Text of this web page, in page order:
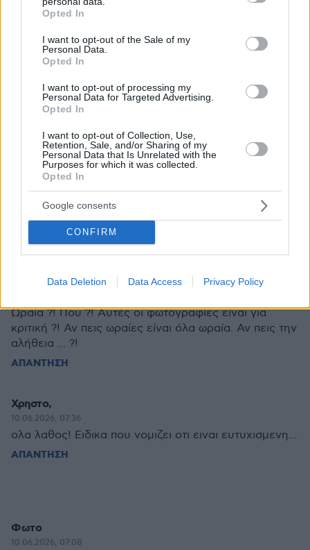
grant or deny consent to Google and its third-party tags to
use your data for below specified purposes in below Google
consent section.
Opted In
I want to opt-out of the Sale of my
Personal Data.
Opted In
I want to opt-out of processing my
Personal Data for Targeted Advertising.
Opted In
I want to opt-out of Collection, Use,
Retention, Sale, and/or Sharing of my
Personal Data that Is Unrelated with the
Purposes for which it was collected.
Opted In
Google consents
CONFIRM
Data Deletion Data Access Privacy Policy
Βγάζει
11.06.2026, 14:55
Έναν πολύ καλό χαρακτήρα αυτή η κοπέλα, το
πρόσωπο, ή αύρα της.
ΑΠΑΝΤΗΣΗ
Οικοδόμος
10.06.2026, 16:14
Τιμή και ημερομηνία λήξης
ΑΠΑΝΤΗΣΗ
Αντωνάκης Παρνασσίδας
Ωραία ?! Που ?! Αυτές οι φωτογραφίες είναι για
κριτική ?! Αν πεις ωραίες είναι όλα ωραία. Αν πεις την
αλήθεια ... ?!
ΑΠΑΝΤΗΣΗ
Χρηστο,
10.06.2026, 07:36
ολα λαθος! Ειδικα που νομιζει οτι ειναι ευτυχισμενη...
ΑΠΑΝΤΗΣΗ
Φωτο
10.06.2026, 07:08